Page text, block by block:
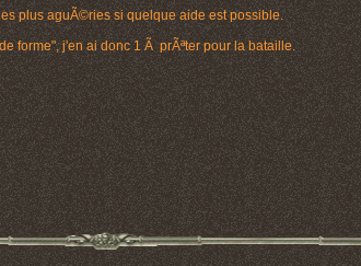
plus aguÃ©ries si quelque aide est possible.
forme", j'en ai donc 1 Ã prÃªter pour la bataille.